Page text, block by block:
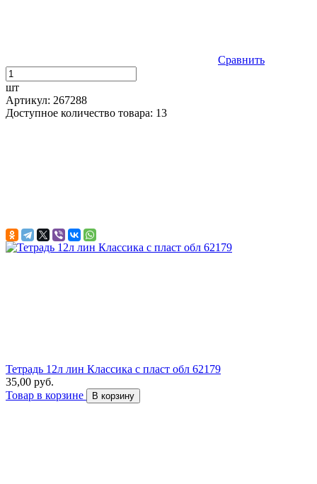
Сравнить
шт
Артикул: 267288
Доступное количество товара: 13
Тетрадь 12л лин Классика с пласт обл 62179
35,00 руб.
Товар в корзине
В корзину